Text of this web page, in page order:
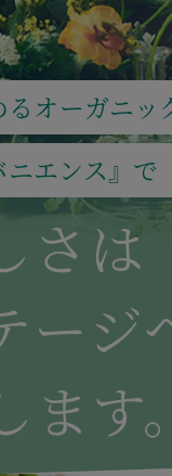
オーガニッ
ニエンス』で
さは
ージ
ます